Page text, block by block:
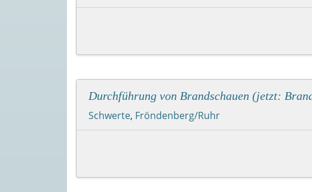
Durchführung von Brandschauen (jetzt:
Schwerte, Fröndenberg/Ruhr